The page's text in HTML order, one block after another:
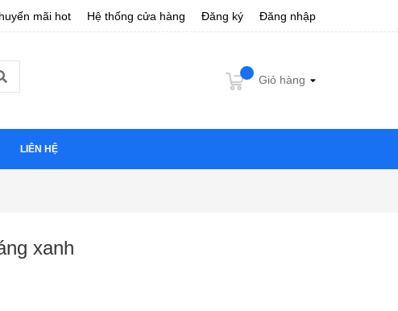
mãi hot Hệ thống cửa hàng Đăng ký Đăng nhập
Giỏ hàng
LIÊN HỆ
xanh